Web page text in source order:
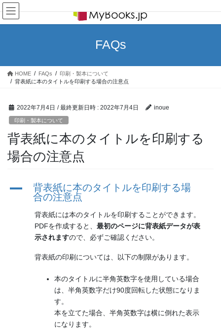
コ
ン
テ
ス
ナ
ビ
ゲ
ン
FAQs
HOME FAQs
印刷・製本について
背表紙に本のタイトルを印刷する場合の注意点
2022年7月4日 / 最終更新日時 : 2022年7月4日 inoue
印刷・製本について
背表紙に本のタイトルを印刷する
場合の注意点
A
背表紙に本のタイトルを印刷する場
合の注意点
背表紙には本のタイトルを印刷することができます。
PDFを作成すると、 最初のページに背表紙データが表
示されますので、必ずご確認ください。
背表紙の印刷については、以下の制限があります。
本のタイトルに半角英数字を使用している場合
は、半角英数字だけ90度回転した状態になりま
す。
本を立てた場合、半角英数字は横に倒れた表示
になります。